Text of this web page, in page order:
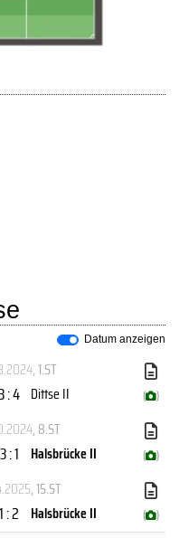
Datum anzeigen
, 1.ST
: 4 Dittse II ( )
, 8.ST
3 : 1 Halsbrücke II ( )
, 15.ST
1 : 2 Halsbrücke II ( )